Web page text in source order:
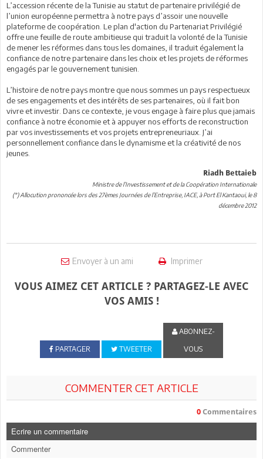
L’accession récente de la Tunisie au statut de partenaire privilégié de
l’union européenne permettra à notre pays d’assoir une nouvelle
plateforme de coopération. Le plan d'action du Partenariat Privilégié
offre une feuille de route ambitieuse qui traduit la volonté de la Tunisie
de mener les réformes dans tous les domaines, il traduit également la
confiance de notre partenaire dans les choix et les projets de réformes
engagés par le gouvernement tunisien.
L’histoire de notre pays montre que nous sommes un pays respectueux
de ses engagements et des intérêts de ses partenaires, où il fait bon
vivre et investir. Dans ce contexte, je vous engage à faire plus que jamais
confiance à notre économie et à appuyer nos efforts de reconstruction
par vos investissements et vos projets entrepreneuriaux. J’ai
personnellement confiance dans le dynamisme et la créativité de nos
jeunes.
Riadh Bettaieb
Ministre de l’Investissement et de la Coopération Internationale
(*) Allocution prononcée lors des 27èmes Journées de l’Entreprise, IACE, à Port El Kantaoui, le 8
décembre 2012
Envoyer à un ami Imprimer
VOUS AIMEZ CET ARTICLE ? PARTAGEZ-LE AVEC
VOS AMIS !
PARTAGER TWEETER
ABONNEZ-
VOUS
COMMENTER CET ARTICLE
0 Commentaires
Ecrire un commentaire
Commenter